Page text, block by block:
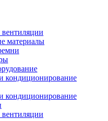
материалы
кондиционирование
кондиционирование